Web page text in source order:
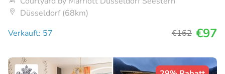
Düsseldorf (68km)
Verkauft: 57
€162 €97